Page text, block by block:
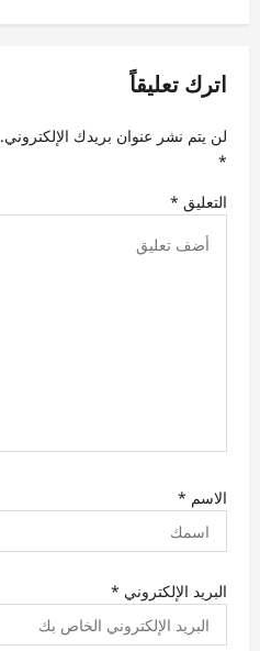
ل
ق
ل
ا
ت
اترك تعليقاً
لن يتم نشر عنوان بريدك الإلكتروني.
*
التعليق *
الاسم *
البريد الإلكتروني *